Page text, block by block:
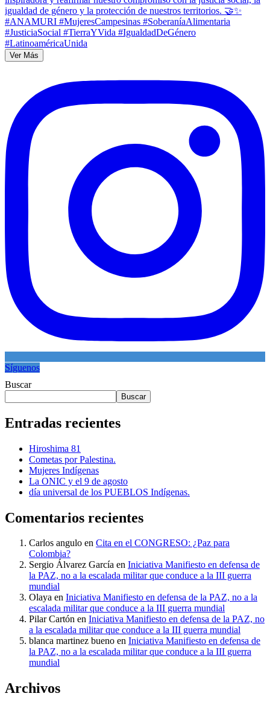
Ver Más
Síguenos
Buscar
Buscar
Entradas recientes
Hiroshima 81
Cometas por Palestina.
Mujeres Indígenas
La ONIC y el 9 de agosto
día universal de los PUEBLOS Indígenas.
Comentarios recientes
Carlos angulo en Cita en el CONGRESO: ¿Paz para
Colombia?
Sergio Álvarez García en Iniciativa Manifiesto en defensa de
la PAZ, no a la escalada militar que conduce a la III guerra
mundial
Olaya en Iniciativa Manifiesto en defensa de la PAZ, no a la
escalada militar que conduce a la III guerra mundial
Pilar Cartón en Iniciativa Manifiesto en defensa de la PAZ, no
a la escalada militar que conduce a la III guerra mundial
blanca martinez bueno en Iniciativa Manifiesto en defensa de
la PAZ, no a la escalada militar que conduce a la III guerra
mundial
Archivos